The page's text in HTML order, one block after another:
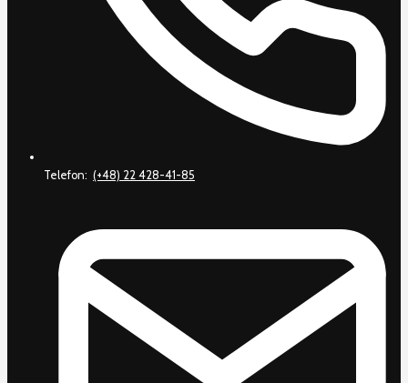
Telefon: (+48) 22 428-41-85